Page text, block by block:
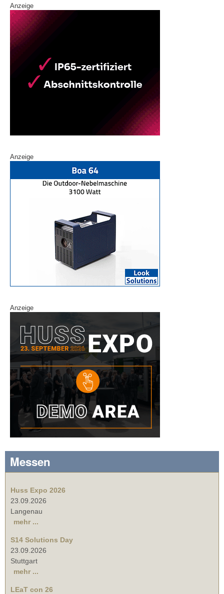
Anzeige
Anzeige
Anzeige
Messen
Huss Expo 2026
23.09.2026
Langenau
mehr ...
S14 Solutions Day
23.09.2026
Stuttgart
mehr ...
LEaT con 26